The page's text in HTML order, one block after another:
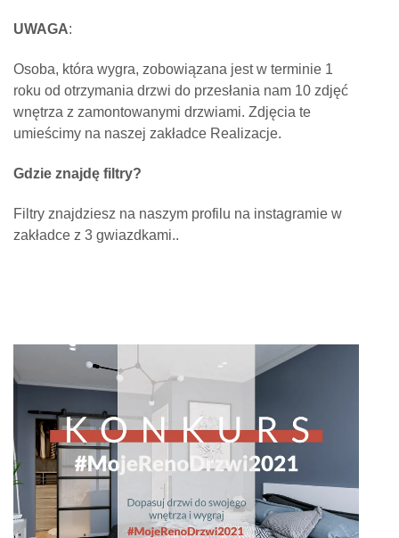
UWAGA:
Osoba, która wygra, zobowiązana jest w terminie 1
roku od otrzymania drzwi do przesłania nam 10 zdjęć
wnętrza z zamontowanymi drzwiami. Zdjęcia te
umieścimy na naszej zakładce Realizacje.
Gdzie znajdę filtry?
Filtry znajdziesz na naszym profilu na instagramie w
zakładce z 3 gwiazdkami..